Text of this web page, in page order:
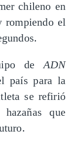
chileno en
rompiendo el
deADN
país para la
se refirió
que